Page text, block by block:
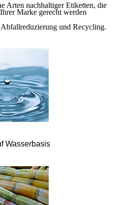
Arten nachhaltiger Etiketten, die
Marke gerecht werden
und Recycling.
Wasserbasis